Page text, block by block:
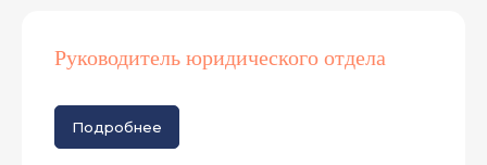
Руководитель юридического отдела
Подробнее